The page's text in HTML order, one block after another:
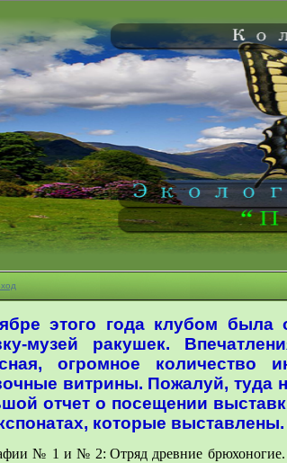
этого года клубом была
музей ракушек.
огромное количество
витрины. Пожалуй, туда
отчет о посещении
которые выставлены.
№ 1 и № 2: Отряд древние